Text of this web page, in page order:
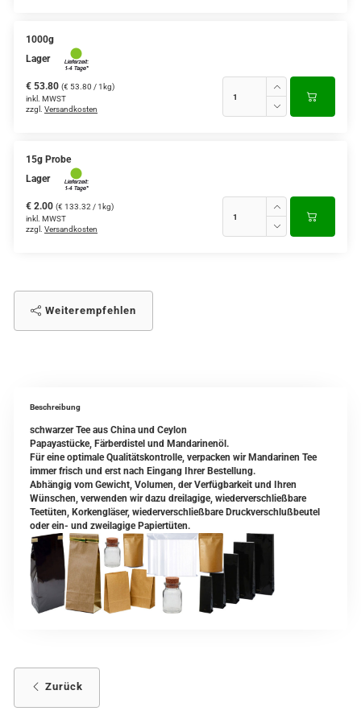
1000g
Lager
€ 53.80 (€ 53.80 / 1kg)
inkl. MWST
zzgl. Versandkosten
15g Probe
Lager
€ 2.00 (€ 133.32 / 1kg)
inkl. MWST
zzgl. Versandkosten
Weiterempfehlen
Beschreibung
schwarzer Tee aus China und Ceylon
Papayastücke, Färberdistel und Mandarinenöl.
Für eine optimale Qualitätskontrolle, verpacken wir Mandarinen Tee
immer frisch und erst nach Eingang Ihrer Bestellung.
Abhängig vom Gewicht, Volumen, der Verfügbarkeit und Ihren
Wünschen, verwenden wir dazu dreilagige, wiederverschließbare
Teetüten, Korkengläser, wiederverschließbare Druckverschlußbeutel
oder ein- und zweilagige Papiertüten.
Zurück